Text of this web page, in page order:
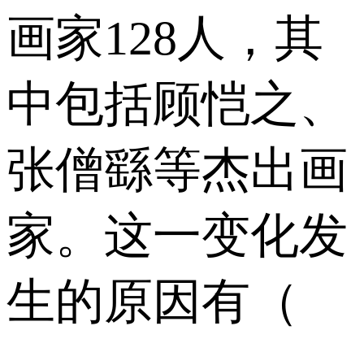
画家128人，其
中包括顾恺之、
张僧繇等杰出画
家。这一变化发
生的原因有（